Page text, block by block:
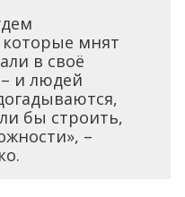
мнят
в своё
и людей
бы строить,
–